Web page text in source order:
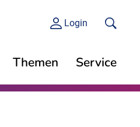
Login
Themen Service